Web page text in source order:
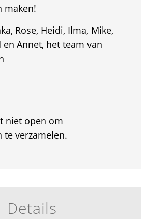
maken!
Rose, Heidi, Ilma, Mike,
en Annet, het team van
niet open om
te verzamelen.
Details